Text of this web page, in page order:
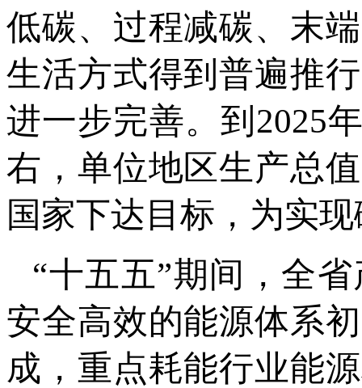
低碳、过程减碳、末
生活方式得到普遍推
进一步完善。到2025
右，单位地区生产总
国家下达目标，为实
“十五五”期间，全
安全高效的能源体系
成，重点耗能行业能